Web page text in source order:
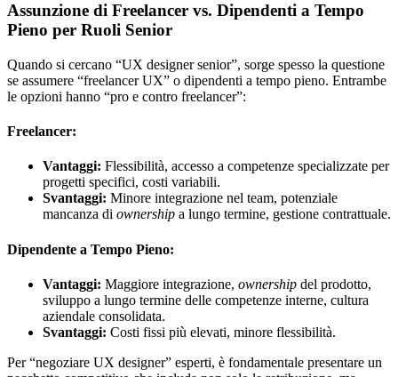
Assunzione di Freelancer vs. Dipendenti a Tempo
Pieno per Ruoli Senior
Quando si cercano “UX designer senior”, sorge spesso la questione
se assumere “freelancer UX” o dipendenti a tempo pieno. Entrambe
le opzioni hanno “pro e contro freelancer”:
Freelancer:
Vantaggi: Flessibilità, accesso a competenze specializzate per
progetti specifici, costi variabili.
Svantaggi: Minore integrazione nel team, potenziale
mancanza di ownership a lungo termine, gestione contrattuale.
Dipendente a Tempo Pieno:
Vantaggi: Maggiore integrazione, ownership del prodotto,
sviluppo a lungo termine delle competenze interne, cultura
aziendale consolidata.
Svantaggi: Costi fissi più elevati, minore flessibilità.
Per “negoziare UX designer” esperti, è fondamentale presentare un